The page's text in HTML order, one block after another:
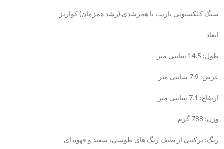
سنگ کلکسیونی باریت با همرشدی (رشد همزمان) کوارتز
ابعاد
طول: 14.5 سانتی متر
عرض: 7.9 سانتی متر
ارتفاع: 7.1 سانتی متر
وزن: 788 گرم
رنگ: ترکیبی از طیف رنگ های طوسی، سفید و قهوه ای